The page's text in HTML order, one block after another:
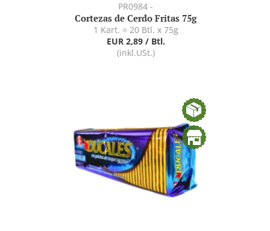
PR0984 -
Cortezas de Cerdo Fritas 75g
1 Kart. = 20 Btl. x 75g
EUR 2,89 / Btl.
(inkl.USt.)